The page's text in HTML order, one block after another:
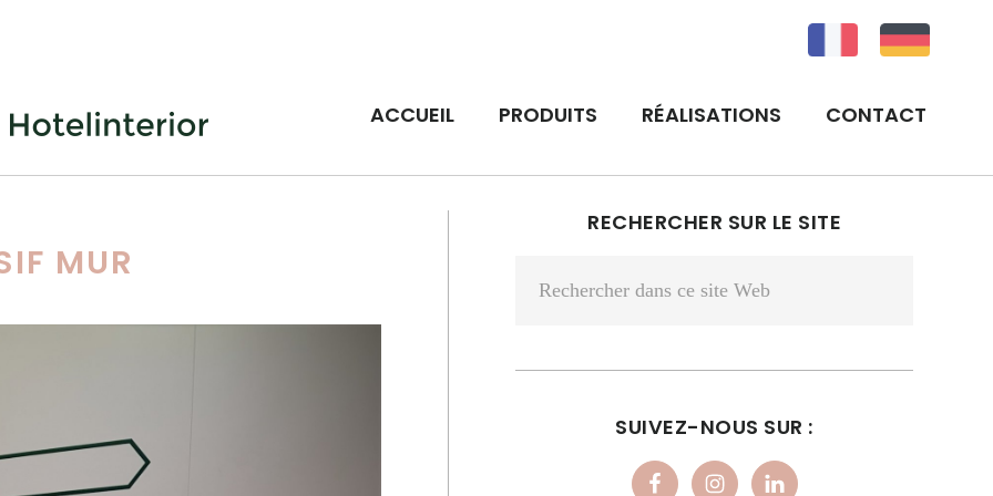
ACCUEIL PRODUITS RÉALISATIONS CONTACT
MUR
BARRE
PRINCIPALE
RECHERCHER SUR LE SITE
dans
Web
SUIVEZ-NOUS SUR :